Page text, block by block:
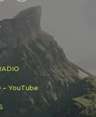
– YouTube